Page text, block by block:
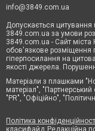
info@3849.com.ua
Допускається цитування
3849.com.ua за умови
3849.com.ua - Сайт міста
обов'язкове розміщення
гіперпосилання на
якості джерела.
Матеріали з плашками
матеріал", "Партнерський
"PR", "Офіційно",
Політика
класифайд Редакційна